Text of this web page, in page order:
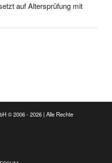
auf Altersprüfung mit
© 2006 - 2026 | Alle Rechte